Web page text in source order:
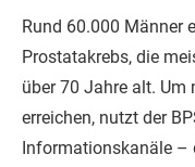
Rund 60.000 Männer
Prostatakrebs, die
über 70 Jahre alt. Um
erreichen, nutzt der
Informationskanäle –